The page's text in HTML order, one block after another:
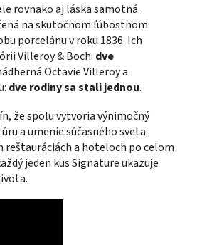
rovnako aj láska samotná.
na skutočnom ľúbostnom
porcelánu v roku 1836. Ich
Villeroy & Boch: dve
Octavie Villeroy a
dve rodiny sa stali jednou.
že spolu vytvoria výnimočný
a umenie súčasného sveta.
reštauráciách a hoteloch po celom
jeden kus Signature ukazuje